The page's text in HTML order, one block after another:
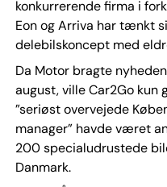
konkurrerende firma i
Eon og Arriva har tænkt
delebilskoncept med
Da Motor bragte
august, ville Car2Go kun
”seriøst overvejede
manager” havde været
200 specialudrustede
Danmark.